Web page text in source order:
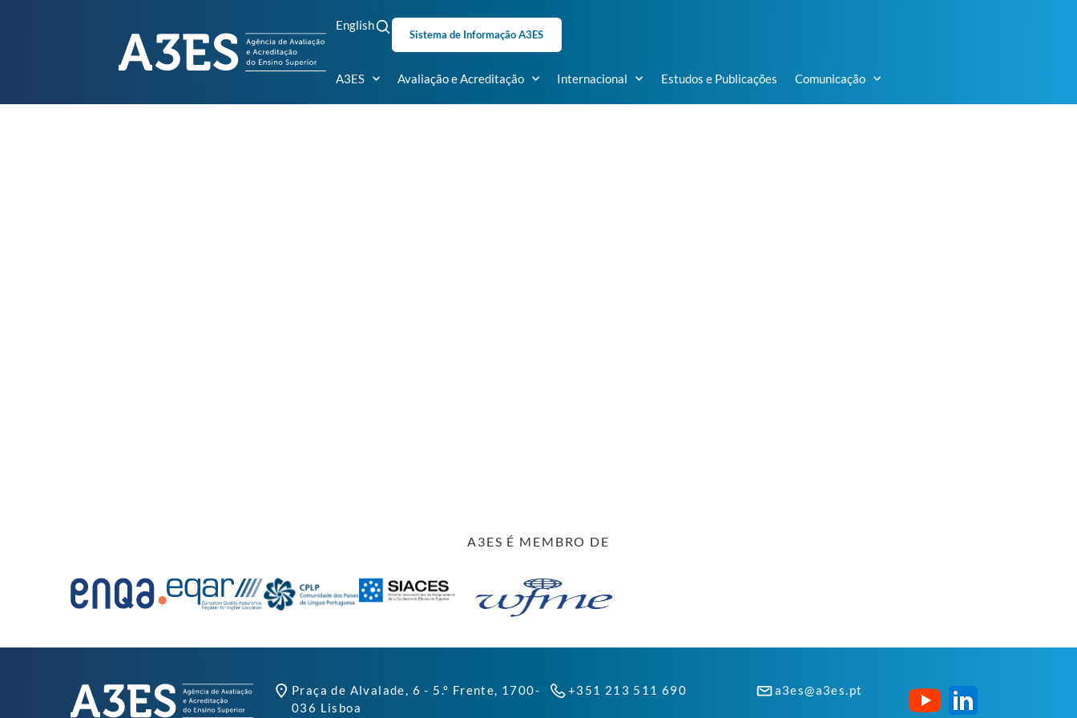
English
Sistema de Informação A3ES
A3ES Avaliação e Acreditação Internacional Estudos e Publicações Comunicação
A3ES É MEMBRO DE
Praça de Alvalade, 6 - 5.º Frente, 1700-
036 Lisboa
+351 213 511 690 a3es@a3es.pt